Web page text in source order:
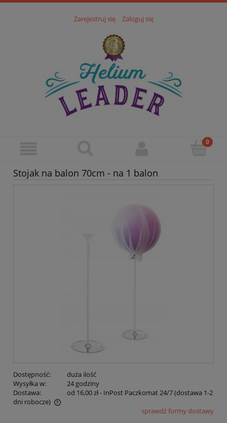
Zarejestruj się Zaloguj się
Stojak na balon 70cm - na 1 balon
Dostępność:
duża ilość
Wysyłka w:
24 godziny
Dostawa:
od 16,00 zł- InPost Paczkomat 24/7 (dostawa 1-2
dni robocze)
Cena nie zawiera ewentualnych kosztów płatnościsprawdź formy dostawy